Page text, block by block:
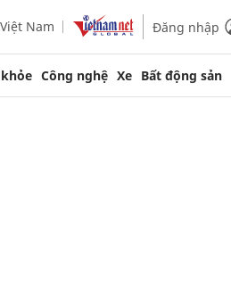
Nam Đăng nhập
Công nghệ Xe Bất động sản